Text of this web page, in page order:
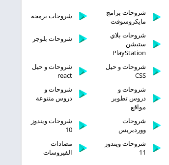
شروحات برامج
مايكروسوفت
شروحات برمجة
شروحات بلاي
ستيشن
PlayStation
شروحات بلوجر
شروحات و حيل
CSS
شروحات و حيل
react
شروحات و
دروس تطوير
مواقع
شروحات و
دروس متنوعة
شروحات
ووردبريس
شروحات ويندوز
10
شروحات ويندوز
11
مضادات
الفيروسات